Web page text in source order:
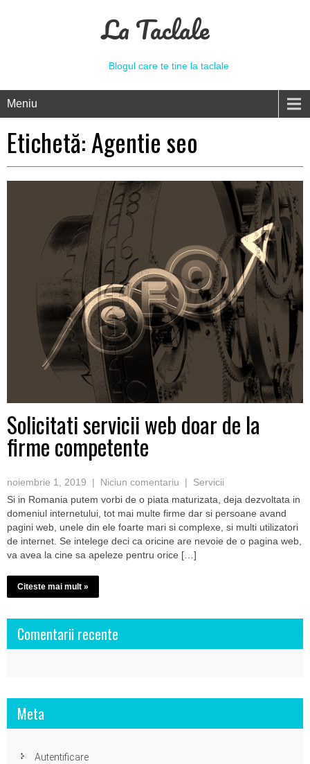
La Taclale
Blogul care te tine la taclale
Meniu
Etichetă:Agentie seo
Solicitati servicii web doar de la
firme competente
noiembrie 1, 2019 | Niciun comentariu | Servicii
Si in Romania putem vorbi de o piata maturizata, deja dezvoltata in
domeniul internetului, tot mai multe firme dar si persoane avand
pagini web, unele din ele foarte mari si complexe, si multi utilizatori
de internet. Se intelege deci ca oricine are nevoie de o pagina web,
va avea la cine sa apeleze pentru orice […]
Citeste mai mult »
Comentarii recente
Meta
Autentificare